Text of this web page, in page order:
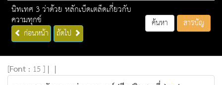
นิทเทศ 3 ว่าด้วย หลักเบ็ดเตล็ดเกี่ยวกับ
ความทุกข์
ก่อนหน้า ถัดไป
ค้นหา สารบัญ
[Font : 15 ] | |